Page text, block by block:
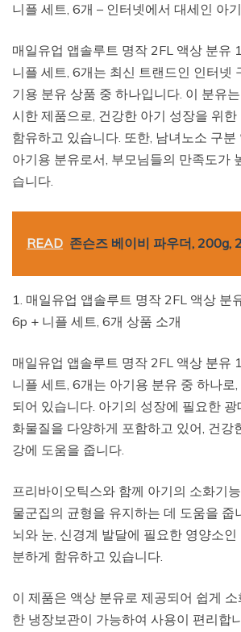
니플 세트, 6개 – 인터넷에서 대세인 아
매일유업 앱솔루트 명작 2FL 액상 분유
니플 세트, 6개는 최신 트랜드인 인터넷
기용 분유 상품 중 하나입니다. 이 분유
시한 제품으로, 건강한 아기 성장을 위
함유하고 있습니다. 또한, 남녀노소 구
아기용 분유로서, 부모님들의 만족도가
습니다.
READ 존슨즈 베이비 파우더, 200g,
1. 매일유업 앱솔루트 명작 2FL 액상 분
6p + 니플 세트, 6개 상품 소개
매일유업 앱솔루트 명작 2FL 액상 분유
니플 세트, 6개는 아기용 분유 중 하나로
되어 있습니다. 아기의 성장에 필요한
화물질을 다양하게 포함하고 있어, 건강
강에 도움을 줍니다.
프리바이오틱스와 함께 아기의 소화기
물군집의 균형을 유지하는 데 도움을 줍
뇌와 눈, 신경계 발달에 필요한 영양소
분하게 함유하고 있습니다.
이 제품은 액상 분유로 제공되어 쉽게
한 냉장보관이 가능하여 사용이 편리합